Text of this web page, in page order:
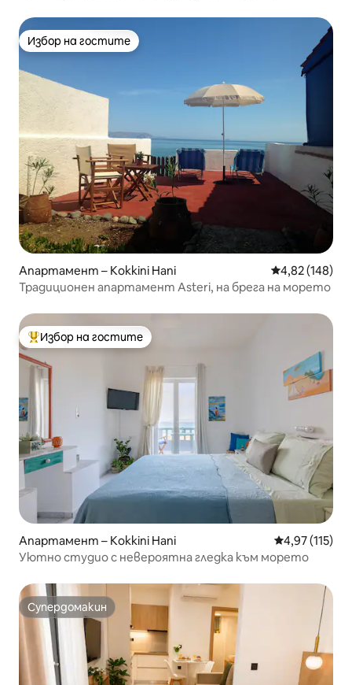
Избор на гостите
Избор на гостите
Апартамент – Kokkini Hani Средна
4,82 (148)
Традиционен апартамент Asteri, на брега на морето
Най-популярен избор на гостите
Избор на гостите
Апартамент – Kokkini Hani Средна
4,97 (115)
Уютно студио с невероятна гледка към морето
Супердомакин
Супердомакин